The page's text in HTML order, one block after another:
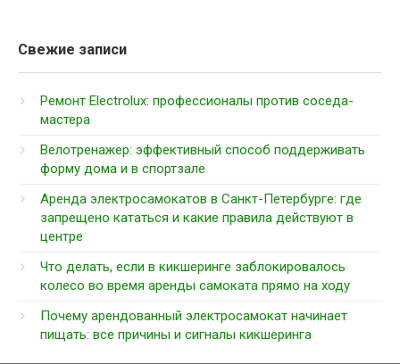
Свежие записи
Ремонт Electrolux: профессионалы против соседа-
мастера
Велотренажер: эффективный способ поддерживать
форму дома и в спортзале
Аренда электросамокатов в Санкт-Петербурге: где
запрещено кататься и какие правила действуют в
центре
Что делать, если в кикшеринге заблокировалось
колесо во время аренды самоката прямо на ходу
Почему арендованный электросамокат начинает
пищать: все причины и сигналы кикшеринга